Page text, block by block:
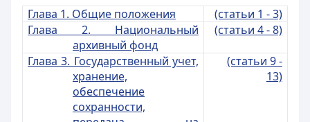
Глава 1. Общие положения
(статьи 1 - 3)
Глава 2. Национальный
архивный фонд
(статьи 4 - 8)
Глава 3. Государственный учет,
хранение,
обеспечение
сохранности,
(статьи 9 -
13)